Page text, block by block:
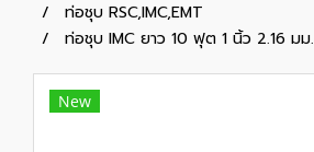
ท่อชุบ RSC,IMC,EMT
ท่อชุบ IMC ยาว 10 ฟุต 1 นิ้ว 2.16 มม.
New